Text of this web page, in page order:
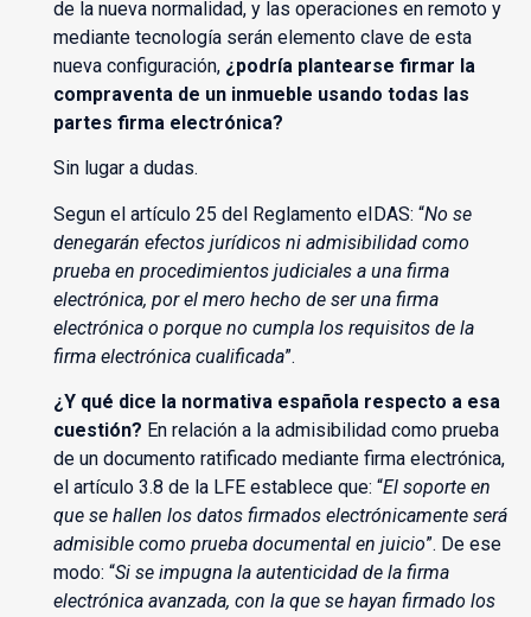
de la nueva normalidad, y las operaciones en remoto y
mediante tecnología serán elemento clave de esta
nueva configuración, ¿podría plantearse firmar la
compraventa de un inmueble usando todas las
partes firma electrónica?
Sin lugar a dudas.
Segun el artículo 25 del Reglamento eIDAS: “No se
denegarán efectos jurídicos ni admisibilidad como
prueba en procedimientos judiciales a una firma
electrónica, por el mero hecho de ser una firma
electrónica o porque no cumpla los requisitos de la
firma electrónica cualificada”.
¿Y qué dice la normativa española respecto a esa
cuestión? En relación a la admisibilidad como prueba
de un documento ratificado mediante firma electrónica,
el artículo 3.8 de la LFE establece que: “El soporte en
que se hallen los datos firmados electrónicamente será
admisible como prueba documental en juicio”. De ese
modo: “Si se impugna la autenticidad de la firma
electrónica avanzada, con la que se hayan firmado los